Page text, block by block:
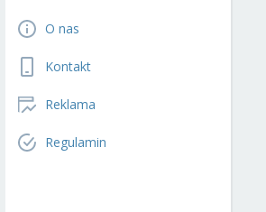
O nas
Kontakt
Reklama
Regulamin